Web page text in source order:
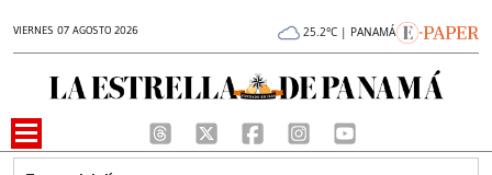
VIERNES 07 AGOSTO 2026 25.2°C | PANAMÁ